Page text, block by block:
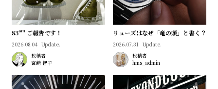
83º'" ご報告です！
2026.08.04 Update.
投稿者
宮﨑 智子
リューズはなぜ「竜の頭」と書く？
2026.07.31 Update.
投稿者
hms_admin